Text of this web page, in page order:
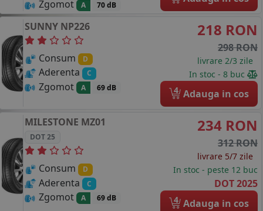
Zgomot A 70 dB
SUNNY NP226
Consum D
Aderenta C
Zgomot A 69 dB
218 RON
298 RON
livrare 2/3 zile
In stoc - 8 buc
4 Adauga in cos
MILESTONE MZ01
DOT 25
Consum D
Aderenta C
Zgomot A 69 dB
234 RON
312 RON
livrare 5/7 zile
In stoc - peste 12 buc
DOT 2025
4 Adauga in cos